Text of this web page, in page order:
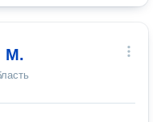
М.